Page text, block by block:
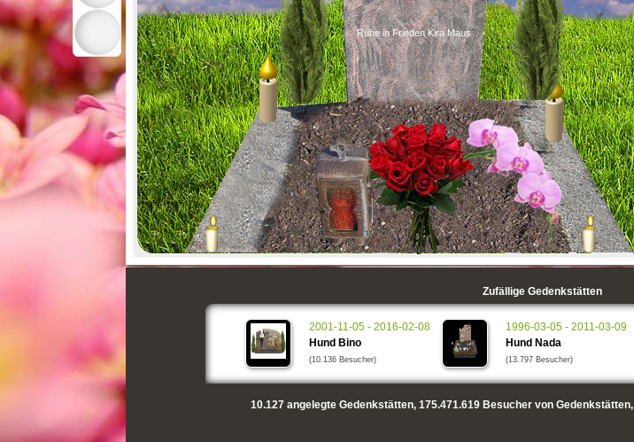
Ruhe in Frieden Kira Maus
Zufällige Gedenkstätten
2001-11-05 - 2016-02-08
Hund Bino
(10.136 Besucher)
1996-03-05 - 2011-03-09
Hund Nada
(13.797 Besucher)
10.127angelegte Gedenkstätten, 175.471.619Besucher von Gedenkstätten,